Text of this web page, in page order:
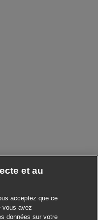
et au
acceptez que ce
vous avez
données sur votre